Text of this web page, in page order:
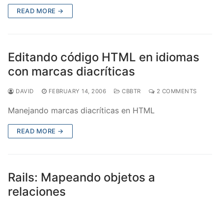
READ MORE →
Editando código HTML en idiomas
con marcas diacríticas
DAVID FEBRUARY 14, 2006 CBBTR 2 COMMENTS
Manejando marcas diacríticas en HTML
READ MORE →
Rails: Mapeando objetos a
relaciones